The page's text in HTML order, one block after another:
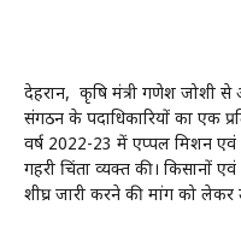
देहरादून, कृषि मंत्री गणेश जोशी
संगठन के पदाधिकारियों का एक
वर्ष 2022-23 में एप्पल मिशन
गहरी चिंता व्यक्त की। किसानों
शीघ्र जारी करने की मांग को लेकर